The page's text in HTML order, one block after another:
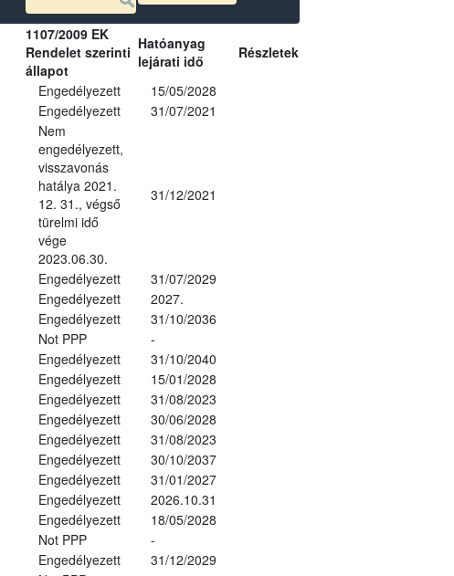
1107/2009 EK
Rendelet szerinti
állapot
Hatóanyag
lejárati idő
Részletek
Engedélyezett
15/05/2028
Engedélyezett 31/07/2021
Nem
engedélyezett,
visszavonás
hatálya 2021.
12. 31., végső
türelmi idő
vége
2023.06.30.
31/12/2021
Engedélyezett
31/07/2029
Engedélyezett
2027.
Engedélyezett
31/10/2036
Not PPP
-
Engedélyezett
31/10/2040
Engedélyezett
15/01/2028
Engedélyezett
31/08/2023
Engedélyezett
30/06/2028
Engedélyezett
31/08/2023
Engedélyezett
30/10/2037
Engedélyezett
31/01/2027
Engedélyezett
2026.10.31
Engedélyezett
18/05/2028
Not PPP
-
Engedélyezett
31/12/2029